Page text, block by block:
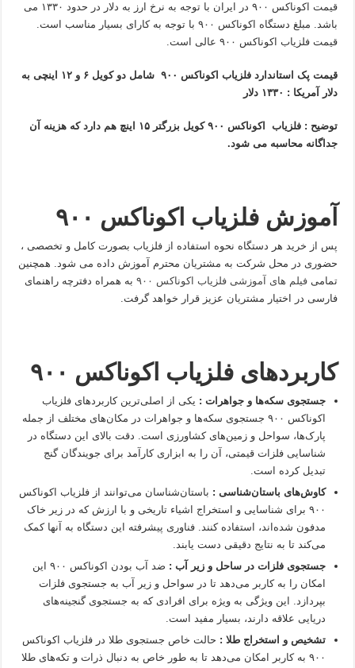
قیمت اکوناکس ۹۰۰ در ایران با توجه به نرخ ارز به دلار در حدود ۱۳۳۰ می
باشد. مبلغ دستگاه اکوناکس ۹۰۰ با توجه به کارای بسیار مناسب است.
قیمت فلزیاب اکوناکس ۹۰۰ عالی است.
قیمت پک استانداردفلزیاب اکوناکس ۹۰۰ شامل دو کویل ۶ و ۱۲ اینچی
به
دلار آمریکا : ۱۳۳۰ دلار
توضیح : فلزیاب اکوناکس ۹۰۰ کویل بزرگتر ۱۵ اینچ هم دارد که هزینه آن
جداگانه محاسبه می شود.
آموزش فلزیاب اکوناکس ۹۰۰
پس از خرید هر دستگاه نحوه استفاده از فلزیاب بصورت کامل و تخصصی ،
حضوری در محل شرکت به مشتریان محترم آموزش داده می شود. همچنین
تمامیفیلم های آموزشی فلزیاب اکوناکس ۹۰۰
به همراه دفترچه راهنمای
فارسی در اختیار مشتریان عزیز قرار خواهد گرفت.
کاربردهای فلزیاب اکوناکس ۹۰۰
جستجوی سکه‌ها و جواهرات : یکی از اصلی‌ترین کاربردهای فلزیاب
اکوناکس ۹۰۰ جستجوی سکه‌ها و جواهرات در مکان‌های مختلف از جمله
پارک‌ها، سواحل و زمین‌های کشاورزی است. دقت بالای این دستگاه در
شناسایی فلزات قیمتی، آن را به ابزاری کارآمد برای جویندگان گنج
تبدیل کرده است.
کاوش‌های باستان‌شناسی : باستان‌شناسان می‌توانند از فلزیاب اکوناکس
۹۰۰ برای شناسایی و استخراج اشیاء تاریخی و با ارزش که در زیر خاک
مدفون شده‌اند، استفاده کنند. فناوری پیشرفته این دستگاه به آنها کمک
می‌کند تا به نتایج دقیقی دست یابند.
جستجوی فلزات در ساحل و زیر آب :
ضد آب بودن اکوناکس ۹۰۰ این
امکان را به کاربر می‌دهد تا در سواحل و زیر آب به جستجوی فلزات
بپردازد. این ویژگی به ویژه برای افرادی که به جستجوی گنجینه‌های
دریایی علاقه دارند، بسیار مفید است.
تشخیص و استخراج طلا : حالت خاص جستجوی طلا در فلزیاب اکوناکس
۹۰۰ به کاربر امکان می‌دهد تا به طور خاص به دنبال ذرات و تکه‌های طلا